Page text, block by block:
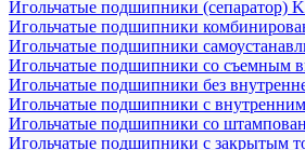
Игольчатые подшипники (сепаратор)
Игольчатые подшипники
Игольчатые подшипники
Игольчатые подшипники со съемным
Игольчатые подшипники без
Игольчатые подшипники с
Игольчатые подшипники со
Игольчатые подшипники с